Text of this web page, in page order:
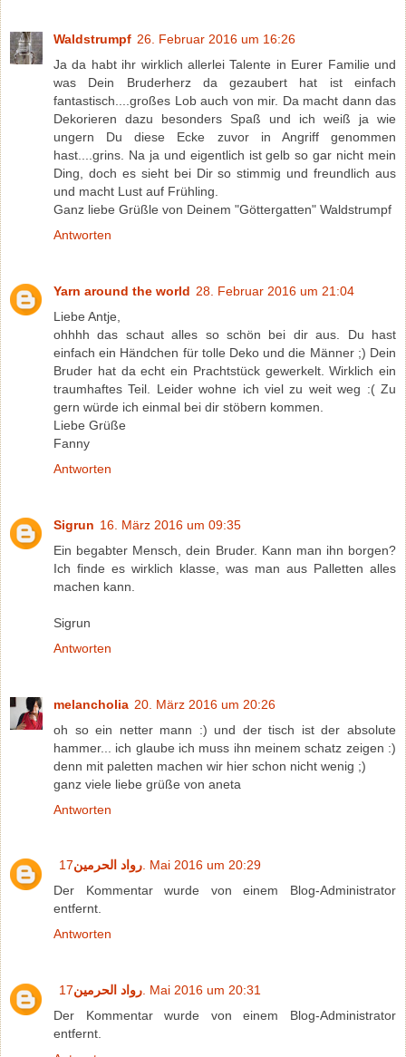
Waldstrumpf 26. Februar 2016 um 16:26
Ja da habt ihr wirklich allerlei Talente in Eurer Familie und
was Dein Bruderherz da gezaubert hat ist einfach
fantastisch....großes Lob auch von mir. Da macht dann das
Dekorieren dazu besonders Spaß und ich weiß ja wie
ungern Du diese Ecke zuvor in Angriff genommen
hast....grins. Na ja und eigentlich ist gelb so gar nicht mein
Ding, doch es sieht bei Dir so stimmig und freundlich aus
und macht Lust auf Frühling.
Ganz liebe Grüßle von Deinem "Göttergatten" Waldstrumpf
Antworten
Yarn around the world 28. Februar 2016 um 21:04
Liebe Antje,
ohhhh das schaut alles so schön bei dir aus. Du hast
einfach ein Händchen für tolle Deko und die Männer ;) Dein
Bruder hat da echt ein Prachtstück gewerkelt. Wirklich ein
traumhaftes Teil. Leider wohne ich viel zu weit weg :( Zu
gern würde ich einmal bei dir stöbern kommen.
Liebe Grüße
Fanny
Antworten
Sigrun 16. März 2016 um 09:35
Ein begabter Mensch, dein Bruder. Kann man ihn borgen?
Ich finde es wirklich klasse, was man aus Palletten alles
machen kann.
Sigrun
Antworten
melancholia 20. März 2016 um 20:26
oh so ein netter mann :) und der tisch ist der absolute
hammer... ich glaube ich muss ihn meinem schatz zeigen :)
denn mit paletten machen wir hier schon nicht wenig ;)
ganz viele liebe grüße von aneta
Antworten
رواد الحرمين17. Mai 2016 um 20:29
Der Kommentar wurde von einem Blog-Administrator
entfernt.
Antworten
رواد الحرمين17. Mai 2016 um 20:31
Der Kommentar wurde von einem Blog-Administrator
entfernt.